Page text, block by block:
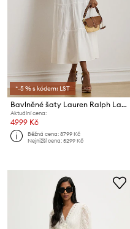
*-5 % s kódem: LST
Bavlněné šaty Lauren Ralph Lauren
Aktuální cena:
4999 Kč
Běžná cena:8799 Kč
Nejnižší cena:5299 Kč